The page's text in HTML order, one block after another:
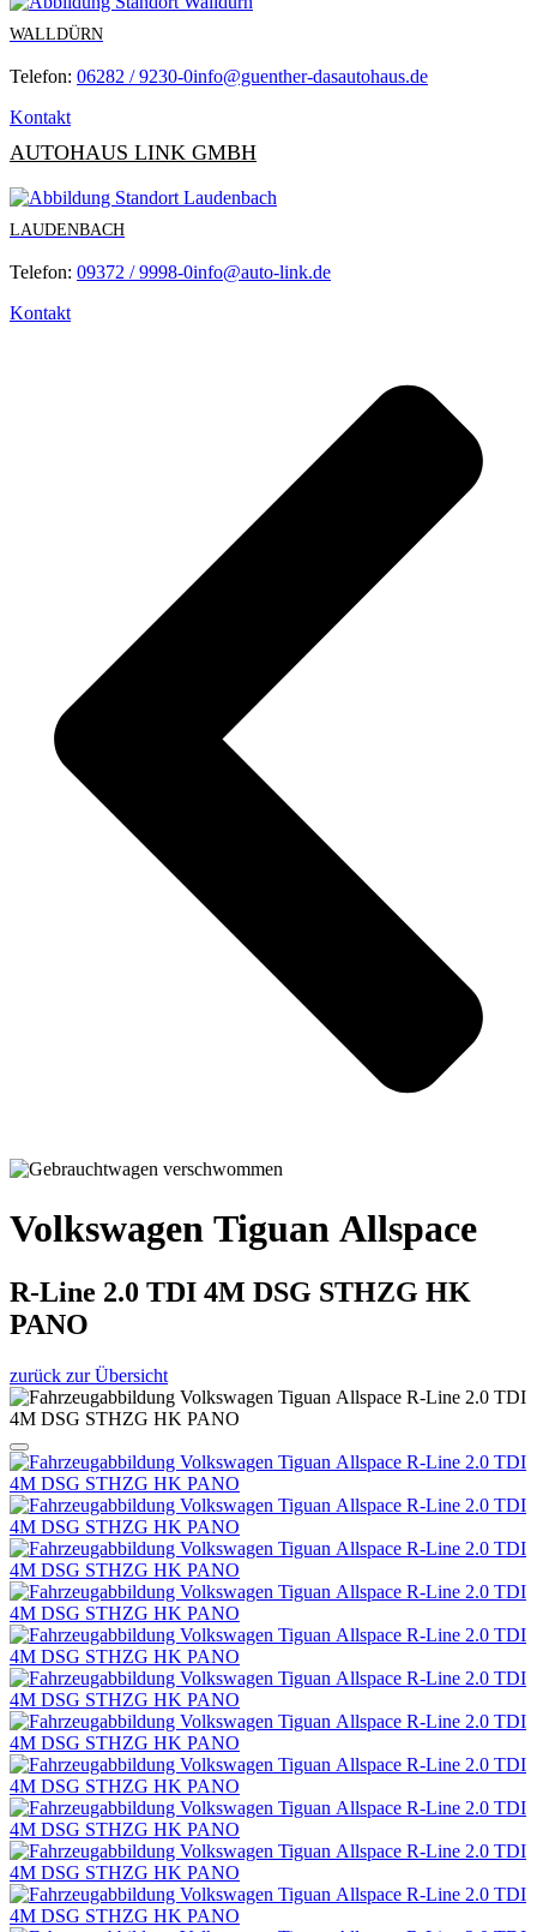
WALLDÜRN
Telefon: 06282 / 9230-0info@guenther-dasautohaus.de
Kontakt
AUTOHAUS LINK GMBH
LAUDENBACH
Telefon: 09372 / 9998-0info@auto-link.de
Kontakt
Volkswagen Tiguan Allspace
R-Line 2.0 TDI 4M DSG STHZG HK
PANO
zurück zur Übersicht